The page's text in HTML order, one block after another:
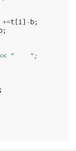
+=t [i ] - b;
b;
<< "    ";
;